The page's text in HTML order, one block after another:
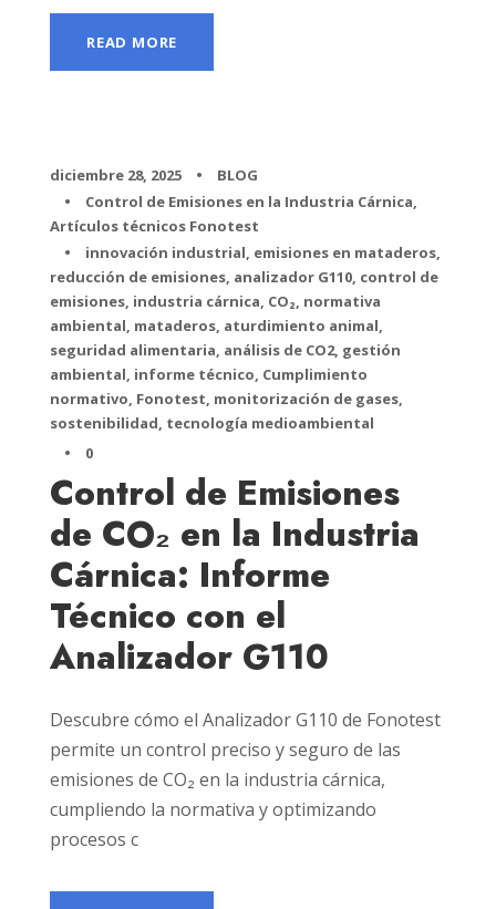
READ MORE
diciembre 28, 2025 •
BLOG
•
Control de Emisiones en la Industria Cárnica,
Artículos técnicos Fonotest
•
innovación industrial, emisiones en mataderos,
reducción de emisiones, analizador G110, control de
emisiones, industria cárnica, CO₂, normativa
ambiental, mataderos, aturdimiento animal,
seguridad alimentaria, análisis de CO2, gestión
ambiental, informe técnico, Cumplimiento
normativo, Fonotest, monitorización de gases,
sostenibilidad, tecnología medioambiental
•
0
Control de Emisiones
de CO₂ en la Industria
Cárnica: Informe
Técnico con el
Analizador G110
Descubre cómo el Analizador G110 de Fonotest
permite un control preciso y seguro de las
emisiones de CO₂ en la industria cárnica,
cumpliendo la normativa y optimizando
procesos c